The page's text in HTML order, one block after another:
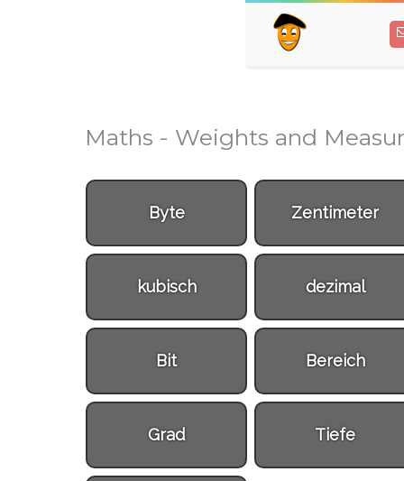
Maths - Weights and
Byte Zentimeter
kubisch dezimal
Bit Bereich
Grad Tiefe